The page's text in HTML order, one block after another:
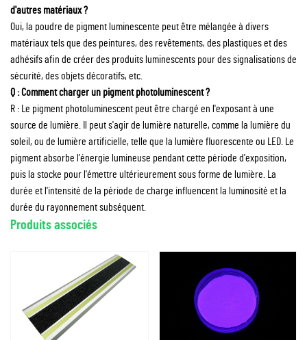
d'autres matériaux ?
Oui, la poudre de pigment luminescente peut être mélangée à divers
matériaux tels que des peintures, des revêtements, des plastiques et des
adhésifs afin de créer des produits luminescents pour des signalisations de
sécurité, des objets décoratifs, etc.
Q : Comment charger un pigment photoluminescent ?
R : Le pigment photoluminescent peut être chargé en l'exposant à une
source de lumière. Il peut s'agir de lumière naturelle, comme la lumière du
soleil, ou de lumière artificielle, telle que la lumière fluorescente ou LED. Le
pigment absorbe l'énergie lumineuse pendant cette période d'exposition,
puis la stocke pour l'émettre ultérieurement sous forme de lumière. La
durée et l'intensité de la période de charge influencent la luminosité et la
durée du rayonnement subséquent.
Produits associés